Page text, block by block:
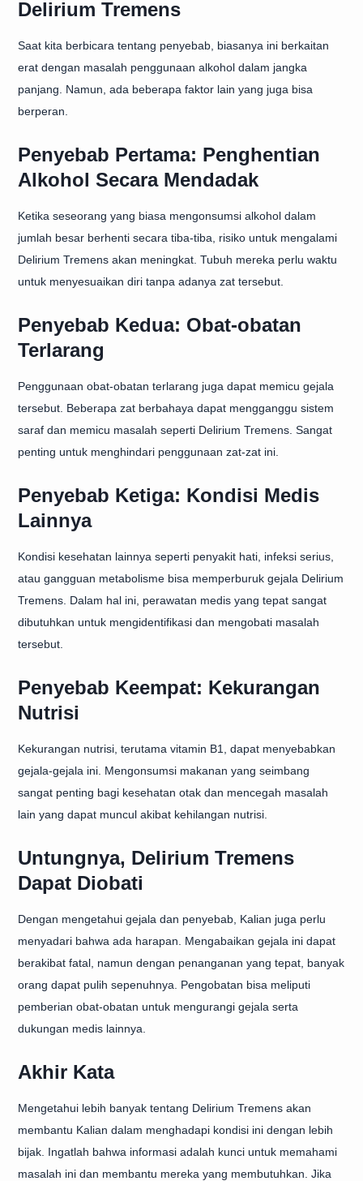
Delirium Tremens
Saat kita berbicara tentang penyebab, biasanya ini berkaitan
erat dengan masalah penggunaan alkohol dalam jangka
panjang. Namun, ada beberapa faktor lain yang juga bisa
berperan.
Penyebab Pertama: Penghentian
Alkohol Secara Mendadak
Ketika seseorang yang biasa mengonsumsi alkohol dalam
jumlah besar berhenti secara tiba-tiba, risiko untuk mengalami
Delirium Tremens akan meningkat. Tubuh mereka perlu waktu
untuk menyesuaikan diri tanpa adanya zat tersebut.
Penyebab Kedua: Obat-obatan
Terlarang
Penggunaan obat-obatan terlarang juga dapat memicu gejala
tersebut. Beberapa zat berbahaya dapat mengganggu sistem
saraf dan memicu masalah seperti Delirium Tremens. Sangat
penting untuk menghindari penggunaan zat-zat ini.
Penyebab Ketiga: Kondisi Medis
Lainnya
Kondisi kesehatan lainnya seperti penyakit hati, infeksi serius,
atau gangguan metabolisme bisa memperburuk gejala Delirium
Tremens. Dalam hal ini, perawatan medis yang tepat sangat
dibutuhkan untuk mengidentifikasi dan mengobati masalah
tersebut.
Penyebab Keempat: Kekurangan
Nutrisi
Kekurangan nutrisi, terutama vitamin B1, dapat menyebabkan
gejala-gejala ini. Mengonsumsi makanan yang seimbang
sangat penting bagi kesehatan otak dan mencegah masalah
lain yang dapat muncul akibat kehilangan nutrisi.
Untungnya, Delirium Tremens
Dapat Diobati
Dengan mengetahui gejala dan penyebab, Kalian juga perlu
menyadari bahwa ada harapan. Mengabaikan gejala ini dapat
berakibat fatal, namun dengan penanganan yang tepat, banyak
orang dapat pulih sepenuhnya. Pengobatan bisa meliputi
pemberian obat-obatan untuk mengurangi gejala serta
dukungan medis lainnya.
Akhir Kata
Mengetahui lebih banyak tentang Delirium Tremens akan
membantu Kalian dalam menghadapi kondisi ini dengan lebih
bijak. Ingatlah bahwa informasi adalah kunci untuk memahami
masalah ini dan membantu mereka yang membutuhkan. Jika